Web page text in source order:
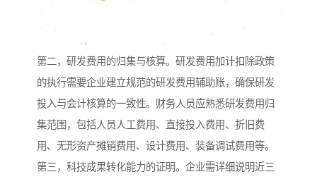
第二，研发费用的归集与核算。研发费用加计扣除政策
的执行需要企业建立规范的研发费用辅助账，确保研发
投入与会计核算的一致性。财务人员应熟悉研发费用归
集范围，包括人员人工费用、直接投入费用、折旧费
用、无形资产摊销费用、设计费用、装备调试费用等。
第三，科技成果转化能力的证明。企业需详细说明近三